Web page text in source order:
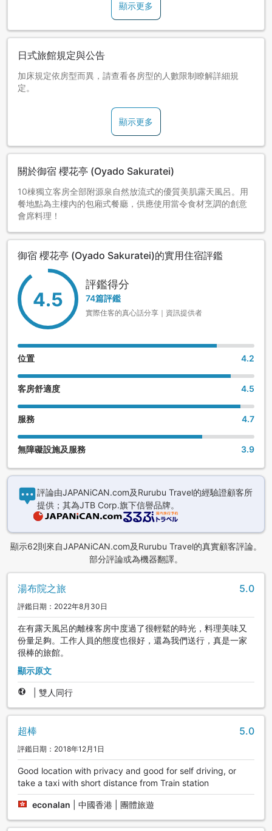
顯示更多
日式旅館規定與公告
加床規定依房型而異，請查看各房型的人數限制瞭解詳細規
定。
顯示更多
關於御宿 櫻花亭 (Oyado Sakuratei)
10棟獨立客房全部附源泉自然放流式的優質美肌露天風呂。用
餐地點為主樓內的包廂式餐廳，供應使用當令食材烹調的創意
會席料理！
御宿 櫻花亭 (Oyado Sakuratei)的實用住宿評鑑
4.5
評鑑得分
74篇評鑑
實際住客的真心話分享｜資訊提供者
位置 4.2
客房舒適度 4.5
服務 4.7
無障礙設施及服務 3.9
評論由JAPANiCAN.com及Rurubu Travel的經驗證顧客所
提供；其為JTB Corp.旗下信譽品牌。
顯示62則來自JAPANiCAN.com及Rurubu Travel的真實顧客評論。
部分評論或為機器翻譯。
湯布院之旅 5.0
評鑑日期：2022年8月30日
在有露天風呂的離棟客房中度過了很輕鬆的時光，料理美味又
份量足夠。工作人員的態度也很好，還為我們送行，真是一家
很棒的旅館。
顯示原文
雙人同行
超棒 5.0
評鑑日期：2018年12月1日
Good location with privacy and good for self driving, or
take a taxi with short distance from Train station
econalan 中國香港 | 團體旅遊